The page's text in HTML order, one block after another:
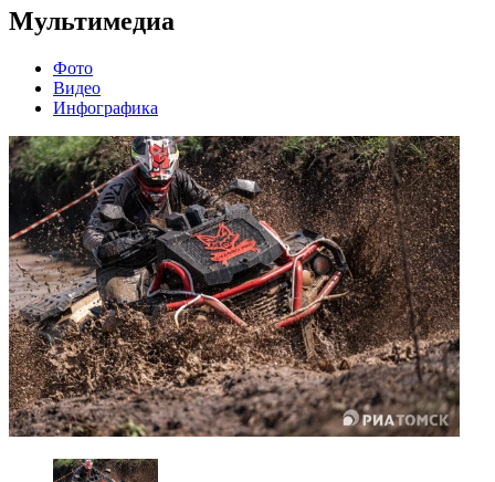
Мультимедиа
Фото
Видео
Инфографика